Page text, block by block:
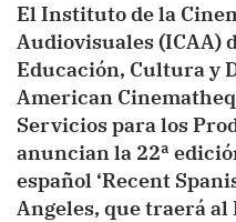
El Instituto de la
Audiovisuales (ICAA)
Educación, Cultura y
American
Servicios para los
anuncian la 22ª
español ‘Recent
Angeles, que traerá